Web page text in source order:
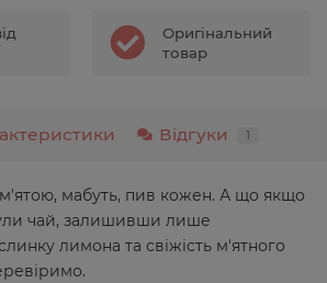
Оригінальний
товар
Відгуки 1
мабуть, пив кожен. А що якщо
чай, залишивши лише
лимона та свіжість м'ятного